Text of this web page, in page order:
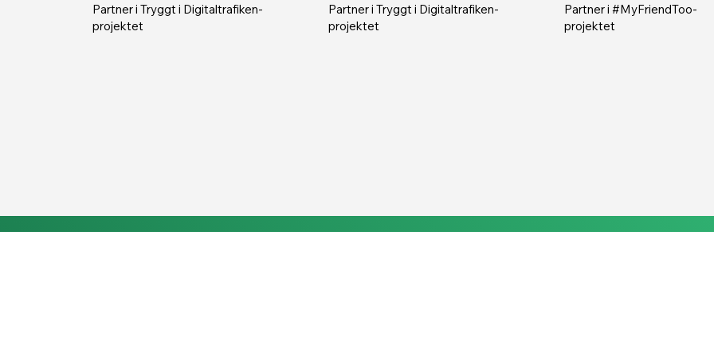
Partner i Tryggt i Digitaltrafiken-
projektet
Partner i Tryggt i Digitaltrafiken-
projektet
Partner i #MyFriendToo-
projektet